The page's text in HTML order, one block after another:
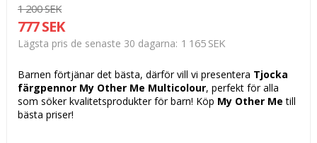
1 200 SEK
777 SEK
Lägsta pris de senaste 30 dagarna 1 165 SEK
Barnen förtjänar det bästa, därför vill vi presentera Tjocka
färgpennor My Other Me Multicolour, perfekt för alla
som söker kvalitetsprodukter för barn! Köp My Other Me till
bästa priser!